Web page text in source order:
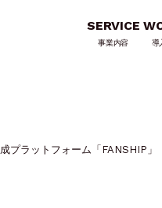
SERVICE
事業内容 導
プラットフォーム「FANSHIP